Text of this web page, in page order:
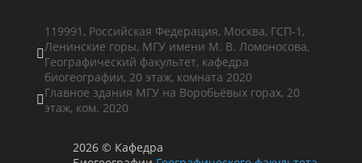

119991, Российская Федерация, Москва, ГСП-1,
Ленинские горы, МГУ имени М. В. Ломоносова,
Географический факультет, кафедра
биогеографии, 20 этаж, комната 2020
Главное здания МГУ на Воробьёвых горах, 20
этаж, ком. 2020
2026 © Кафедра